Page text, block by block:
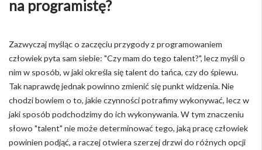
na programistę?
Zazwyczaj myśląc o zaczęciu przygody z programowaniem
człowiek pyta sam siebie: "Czy mam do tego talent?", lecz myśli o
nim w sposób, w jaki określa się talent do tańca, czy do śpiewu.
Tak naprawdę jednak powinno zmienić się punkt widzenia. Nie
chodzi bowiem o to, jakie czynności potrafimy wykonywać, lecz w
jaki sposób podchodzimy do ich wykonywania. W tym znaczeniu
słowo "talent" nie może determinować tego, jaką pracę człowiek
powinien podjąć, a raczej otwiera szerzej drzwi do różnych opcji